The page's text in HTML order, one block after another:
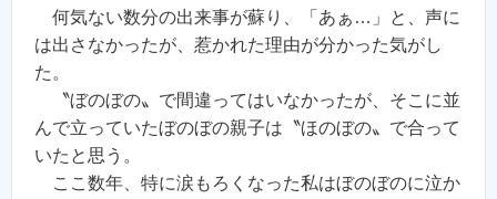
何気ない数分の出来事が蘇り、「あぁ…」と、声に
は出さなかったが、惹かれた理由が分かった気がし
た。
〝ぼのぼの〟で間違ってはいなかったが、そこに並
んで立っていたぼのぼの親子は〝ほのぼの〟で合って
いたと思う。
ここ数年、特に涙もろくなった私はぼのぼのに泣か